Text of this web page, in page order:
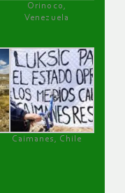
Orinoco,
Venezuela
Caimanes, Chile